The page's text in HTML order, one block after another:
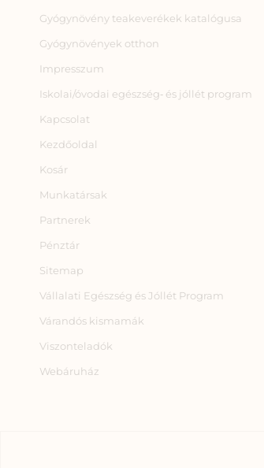
Gyógynövény teakeverékek katalógusa
Gyógynövények otthon
Impresszum
Iskolai/óvodai egészség‑ és jóllét program
Kapcsolat
Kezdőoldal
Kosár
Munkatársak
Partnerek
Pénztár
Sitemap
Vállalati Egészség és Jóllét Program
Várandós kismamák
Viszonteladók
Webáruház